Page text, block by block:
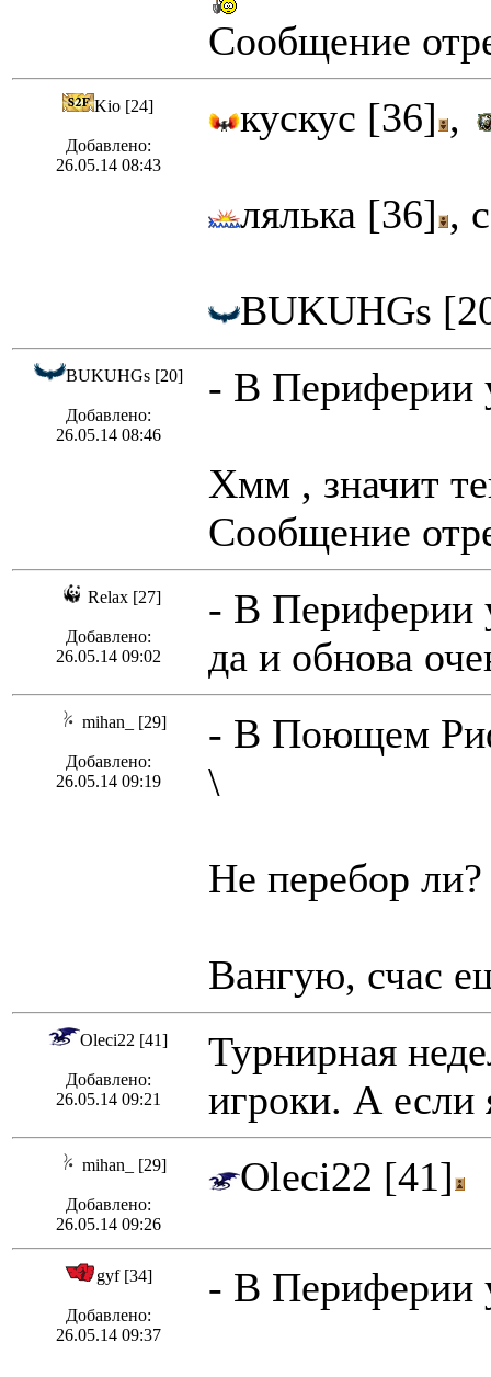
Сообщение
Kio [24]
Добавлено:
26.05.14 08:43
кускус [36] ,
лялька [36] ,
BUKUHGs
BUKUHGs [20]
Добавлено:
26.05.14 08:46
- В Периферии
Хмм , значит
Сообщение
Relax [27]
Добавлено:
26.05.14 09:02
- В Периферии
да и обнова
mihan_ [29]
Добавлено:
26.05.14 09:19
- В Поющем
\
Не перебор ли?
Вангую, счас
Oleci22 [41]
Добавлено:
26.05.14 09:21
Турнирная
игроки. А если
mihan_ [29]
Добавлено:
26.05.14 09:26
Oleci22 [41]
gyf [34]
Добавлено:
26.05.14 09:37
- В Периферии